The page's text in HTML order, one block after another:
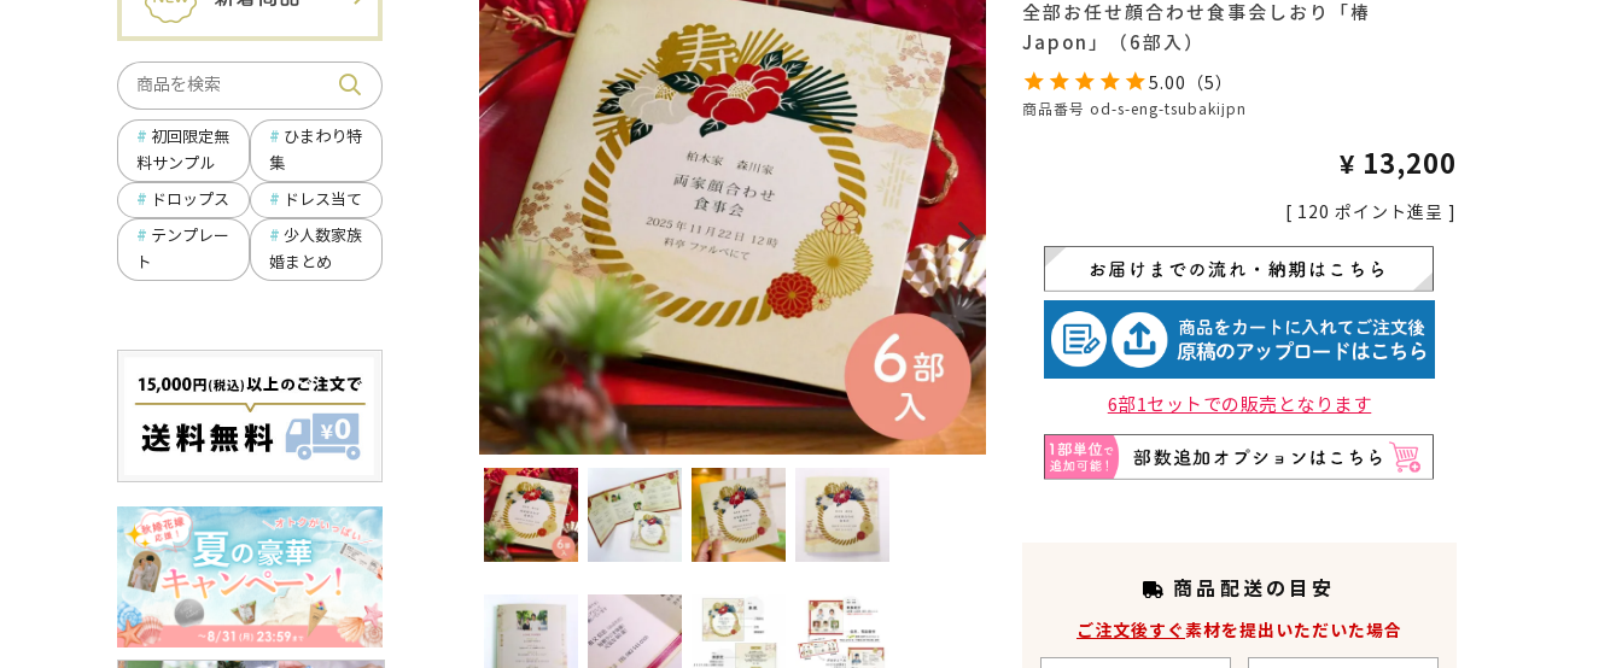
初回限定無
料サンプル
ひまわり特
集
ドロップス
ドレス当て
テンプレー
ト
少人数家族
婚まとめ
全部お任せ顔合わせ食事会しおり「椿
Japon」（6部入）
5.00 （5）
商品番号 od-s-eng-tsubakijpn
¥ 13,200
[ 120 ポイント進呈 ]
6部1セットでの販売となります
商品配送の目安
ご注文後すぐ素材を提出いただいた場合